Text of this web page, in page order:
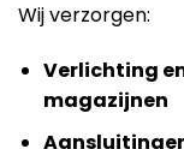
Wij verzorgen:
Verlichting
magazijnen